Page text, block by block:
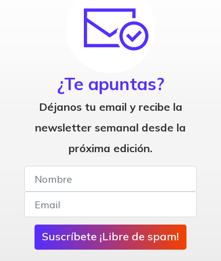
¿Te apuntas?
Déjanos tu email y recibe la
newsletter semanal desde la
próxima edición.
Suscríbete ¡Libre de spam!